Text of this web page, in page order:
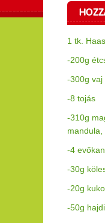
1 tk.
-200g
-300g vaj
-8 tojás
-310g
-4
-30g
-20g
-50g